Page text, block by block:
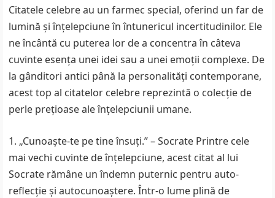
Citatele celebre au un farmec special, oferind un far de
lumină și înțelepciune în întunericul incertitudinilor. Ele
ne încântă cu puterea lor de a concentra în câteva
cuvinte esența unei idei sau a unei emoții complexe. De
la gânditori antici până la personalități contemporane,
acest top al citatelor celebre reprezintă o colecție de
perle prețioase ale înțelepciunii umane.
„Cunoaște-te pe tine însuți.” – Socrate Printre cele
mai vechi cuvinte de înțelepciune, acest citat al lui
Socrate rămâne un îndemn puternic pentru auto-
reflecție și autocunoaștere. Într-o lume plină de